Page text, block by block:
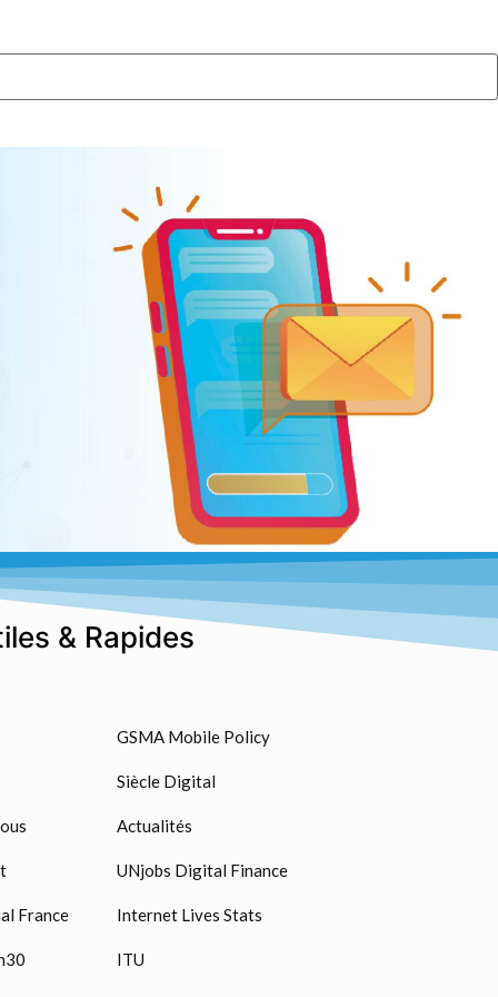
& Rapides
France
GSMA Mobile Policy
Siècle Digital
Actualités
UNjobs Digital Finance
Internet Lives Stats
ITU